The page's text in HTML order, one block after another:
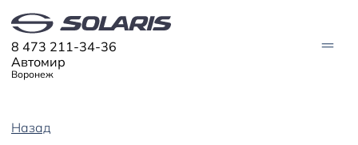
Автомир
Воронеж
8 473 211-34-36
Назад